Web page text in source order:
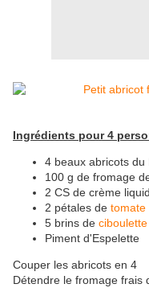
Ingrédients pour 4
4 beaux abricots du
100 g de fromage
2 CS de crème
2 pétales de tomate
5 brins de ciboulette
Piment d'Espelette
Couper les abricots en 4
Détendre le fromage frais